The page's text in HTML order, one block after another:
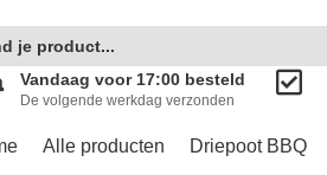
Vandaag voor 17:00 besteld
De volgende werkdag verzonden
Alle producten Driepoot BBQ